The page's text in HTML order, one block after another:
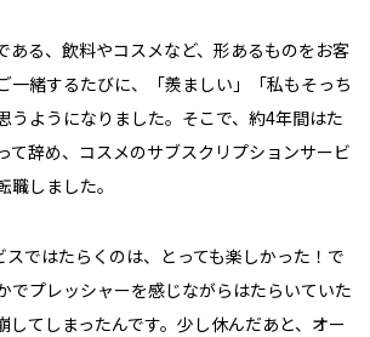
ある、飲料やコスメなど、形あるものをお客
一緒するたびに、「羨ましい」「私もそっち
うようになりました。そこで、約4年間はた
て辞め、コスメのサブスクリプションサービ
職しました。
ではたらくのは、とっても楽しかった！で
でプレッシャーを感じながらはたらいていた
してしまったんです。少し休んだあと、オー